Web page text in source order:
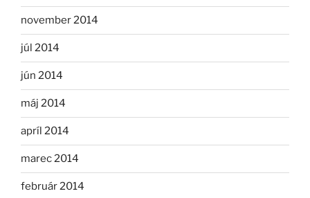
november 2014
júl 2014
jún 2014
máj 2014
apríl 2014
marec 2014
február 2014